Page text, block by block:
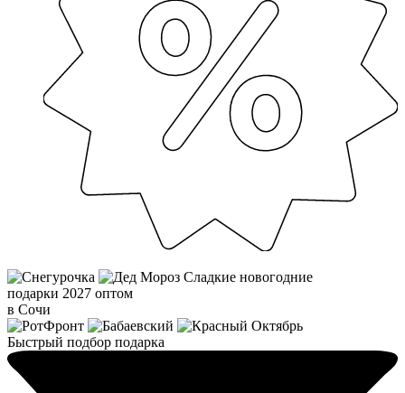
Сладкие новогодние
подарки 2027 оптом
в Сочи
Быстрый подбор подарка